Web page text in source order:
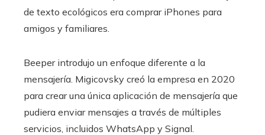
de texto ecológicos era comprar iPhones para
amigos y familiares.
Beeper introdujo un enfoque diferente a la
mensajería. Migicovsky creó la empresa en 2020
para crear una única aplicación de mensajería que
pudiera enviar mensajes a través de múltiples
servicios, incluidos WhatsApp y Signal.